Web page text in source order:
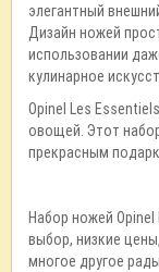
элегантный
Дизайн ножей
использовании
кулинарное
Opinel Les
овощей. Этот
прекрасным
Набор ножей
выбор, низкие
многое другое